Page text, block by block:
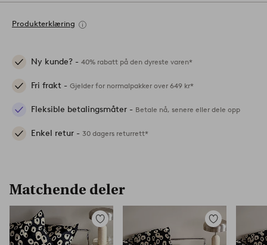
Produkterklæring
Ny kunde? - 40% rabatt på den dyreste varen*
Fri frakt - Gjelder for normalpakker over 649 kr*
Fleksible betalingsmåter - Betale nå, senere eller dele opp
Enkel retur - 30 dagers returrett*
Matchende deler
Legg
til
favoritter
Legg
til
favoritter